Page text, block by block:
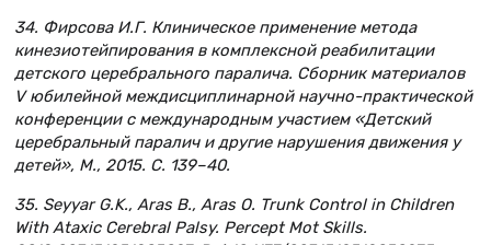
34. Фирсова И.Г. Клиническое применение метода
кинезиотейпирования в комплексной реабилитации
детского церебрального паралича. Сборник материалов
V юбилейной междисциплинарной научно-практической
конференции с международным участием «Детский
церебральный паралич и другие нарушения движения у
детей», М., 2015. С. 139–40.
35. Seyyar G.K., Aras B., Aras O. Trunk Control in Children
With Ataxic Cerebral Palsy. Percept Mot Skills.